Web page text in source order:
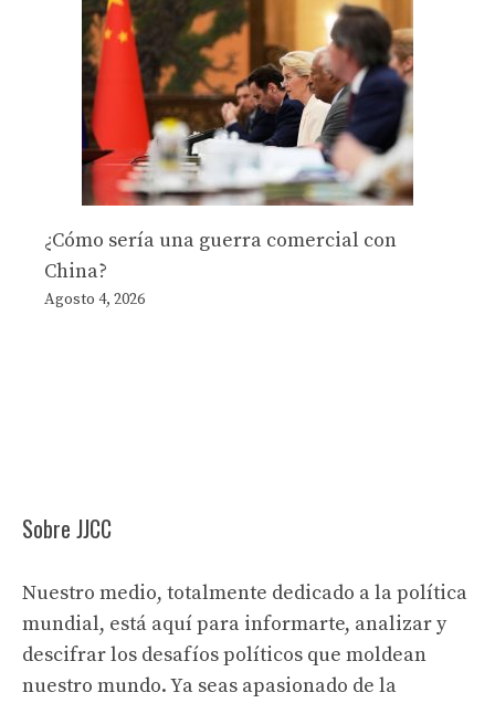
¿Cómo sería una guerra comercial con
China?
Agosto 4, 2026
Sobre JJCC
Nuestro medio, totalmente dedicado a la política
mundial, está aquí para informarte, analizar y
descifrar los desafíos políticos que moldean
nuestro mundo. Ya seas apasionado de la